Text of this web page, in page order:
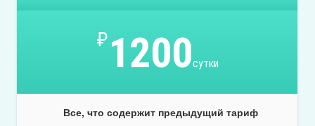
₽1200сутки
Все, что содержит предыдущий тариф